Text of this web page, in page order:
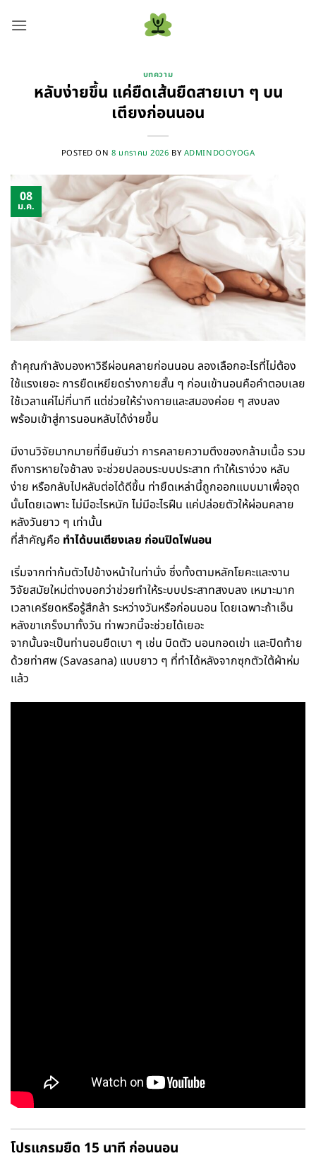
บทความ
หลับง่ายขึ้น แค่ยืดเส้นยืดสายเบา ๆ บน
เตียงก่อนนอน
POSTED ON8 มกราคม 2026 BYADMINDOOYOGA
08
ม.ค.
ถ้าคุณกำลังมองหาวิธีผ่อนคลายก่อนนอน ลองเลือกอะไรที่ไม่ต้อง
ใช้แรงเยอะ การยืดเหยียดร่างกายสั้น ๆ ก่อนเข้านอนคือคำตอบเลย
ใช้เวลาแค่ไม่กี่นาที แต่ช่วยให้ร่างกายและสมองค่อย ๆ สงบลง
พร้อมเข้าสู่การนอนหลับได้ง่ายขึ้น
มีงานวิจัยมากมายที่ยืนยันว่า การคลายความตึงของกล้ามเนื้อ รวม
ถึงการหายใจช้าลง จะช่วยปลอบระบบประสาท ทำให้เราง่วง หลับ
ง่าย หรือกลับไปหลับต่อได้ดีขึ้น ท่ายืดเหล่านี้ถูกออกแบบมาเพื่อจุด
นั้นโดยเฉพาะ ไม่มีอะไรหนัก ไม่มีอะไรฝืน แค่ปล่อยตัวให้ผ่อนคลาย
หลังวันยาว ๆ เท่านั้น
ที่สำคัญคือ ทำได้บนเตียงเลย ก่อนปิดไฟนอน
เริ่มจากท่าก้มตัวไปข้างหน้าในท่านั่ง ซึ่งทั้งตามหลักโยคะและงาน
วิจัยสมัยใหม่ต่างบอกว่าช่วยทำให้ระบบประสาทสงบลง เหมาะมาก
เวลาเครียดหรือรู้สึกล้า ระหว่างวันหรือก่อนนอน โดยเฉพาะถ้าเอ็น
หลังขาเกร็งมาทั้งวัน ท่าพวกนี้จะช่วยได้เยอะ
จากนั้นจะเป็นท่านอนยืดเบา ๆ เช่น บิดตัว นอนกอดเข่า และปิดท้าย
ด้วยท่าศพ (Savasana) แบบยาว ๆ ที่ทำได้หลังจากซุกตัวใต้ผ้าห่ม
แล้ว
โปรแกรมยืด 15 นาที ก่อนนอน